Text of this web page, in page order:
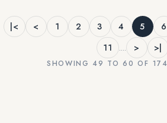
|< < 1 2 3 4 5 6
11
.... > >|
SHOWING 49 TO 60 OF